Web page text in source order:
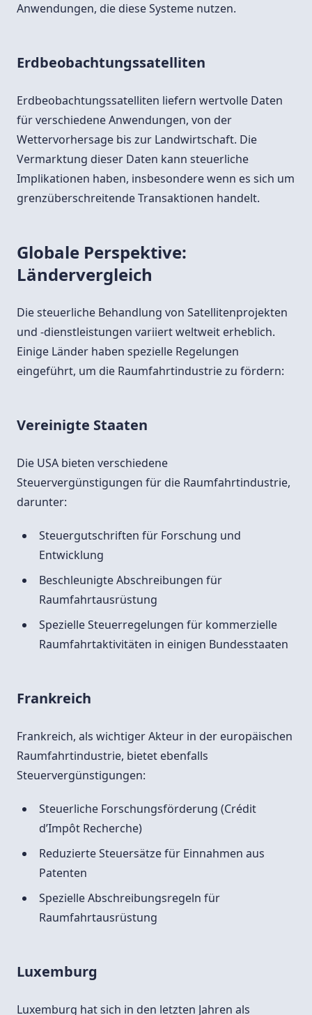
Anwendungen, die diese Systeme nutzen.
Erdbeobachtungssatelliten
Erdbeobachtungssatelliten liefern wertvolle Daten
für verschiedene Anwendungen, von der
Wettervorhersage bis zur Landwirtschaft. Die
Vermarktung dieser Daten kann steuerliche
Implikationen haben, insbesondere wenn es sich um
grenzüberschreitende Transaktionen handelt.
Globale Perspektive:
Ländervergleich
Die steuerliche Behandlung von Satellitenprojekten
und -dienstleistungen variiert weltweit erheblich.
Einige Länder haben spezielle Regelungen
eingeführt, um die Raumfahrtindustrie zu fördern:
Vereinigte Staaten
Die USA bieten verschiedene
Steuervergünstigungen für die Raumfahrtindustrie,
darunter:
Steuergutschriften für Forschung und
Entwicklung
Beschleunigte Abschreibungen für
Raumfahrtausrüstung
Spezielle Steuerregelungen für kommerzielle
Raumfahrtaktivitäten in einigen Bundesstaaten
Frankreich
Frankreich, als wichtiger Akteur in der europäischen
Raumfahrtindustrie, bietet ebenfalls
Steuervergünstigungen:
Steuerliche Forschungsförderung (Crédit
d’Impôt Recherche)
Reduzierte Steuersätze für Einnahmen aus
Patenten
Spezielle Abschreibungsregeln für
Raumfahrtausrüstung
Luxemburg
Luxemburg hat sich in den letzten Jahren als